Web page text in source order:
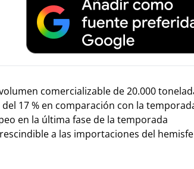
comercializable de 20.000
17 % en comparación con la
en la última fase de la temporada
a las importaciones del